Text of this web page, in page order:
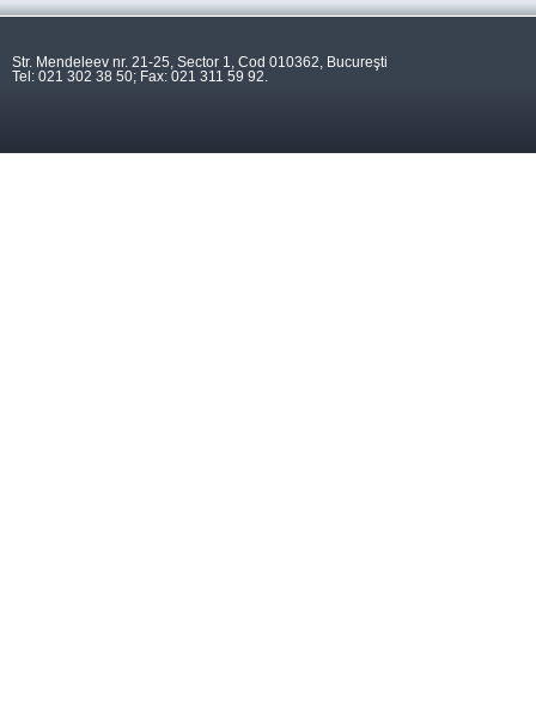
Str. Mendeleev nr. 21-25, Sector 1, Cod 010362, Bucureşti
Tel: 021 302 38 50; Fax: 021 311 59 92.